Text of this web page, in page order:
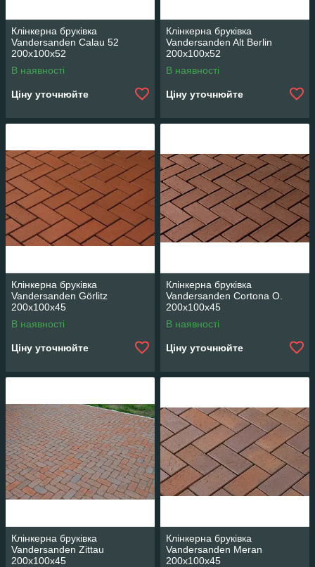
Клінкерна бруківка
Vandersanden Calau 52
200x100x52
В наявності
Ціну уточнюйте
Клінкерна бруківка
Vandersanden Alt Berlin
200x100x52
В наявності
Ціну уточнюйте
Клінкерна бруківка
Vandersanden Görlitz
200x100x45
В наявності
Ціну уточнюйте
Клінкерна бруківка
Vandersanden Cortona O.
200x100x45
В наявності
Ціну уточнюйте
Клінкерна бруківка
Vandersanden Zittau
200x100x45
Клінкерна бруківка
Vandersanden Meran
200x100x45